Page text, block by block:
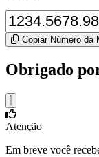
Copiar Número da
Obrigado
Atenção
Em breve você